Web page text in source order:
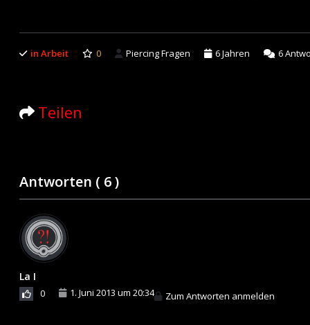
in Arbeit 0 Piercing Fragen 6 Jahren 6
Teilen
Antworten ( 6)
La I
0 1. Juni 2013 um 20:34 Zum Antworten anmelden